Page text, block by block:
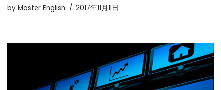
ッ
by Master English 2017年11月11日